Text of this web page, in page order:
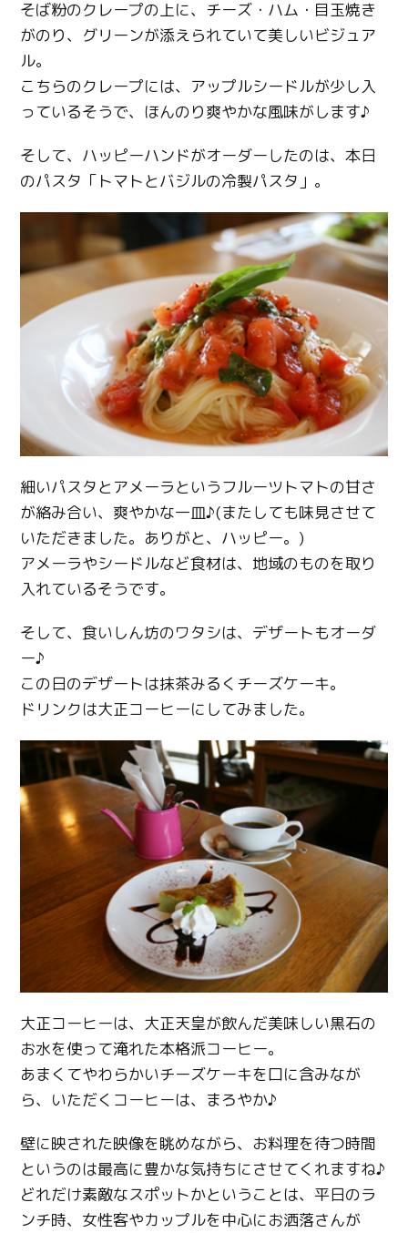
そば粉のクレープの上に、チーズ・ハム・目玉焼き
がのり、グリーンが添えられていて美しいビジュア
ル。
こちらのクレープには、アップルシードルが少し入
っているそうで、ほんのり爽やかな風味がします♪
そして、ハッピーハンドがオーダーしたのは、本日
のパスタ「トマトとバジルの冷製パスタ」。
細いパスタとアメーラというフルーツトマトの甘さ
が絡み合い、爽やかな一皿♪(またしても味見させて
いただきました。ありがと、ハッピー。)
アメーラやシードルなど食材は、地域のものを取り
入れているそうです。
そして、食いしん坊のワタシは、デザートもオーダ
ー♪
この日のデザートは抹茶みるくチーズケーキ。
ドリンクは大正コーヒーにしてみました。
大正コーヒーは、大正天皇が飲んだ美味しい黒石の
お水を使って淹れた本格派コーヒー。
あまくてやわらかいチーズケーキを口に含みなが
ら、いただくコーヒーは、まろやか♪
壁に映された映像を眺めながら、お料理を待つ時間
というのは最高に豊かな気持ちにさせてくれますね♪
どれだけ素敵なスポットかということは、平日のラ
ンチ時、女性客やカップルを中心にお洒落さんが
Facebook
Line
Copy URL